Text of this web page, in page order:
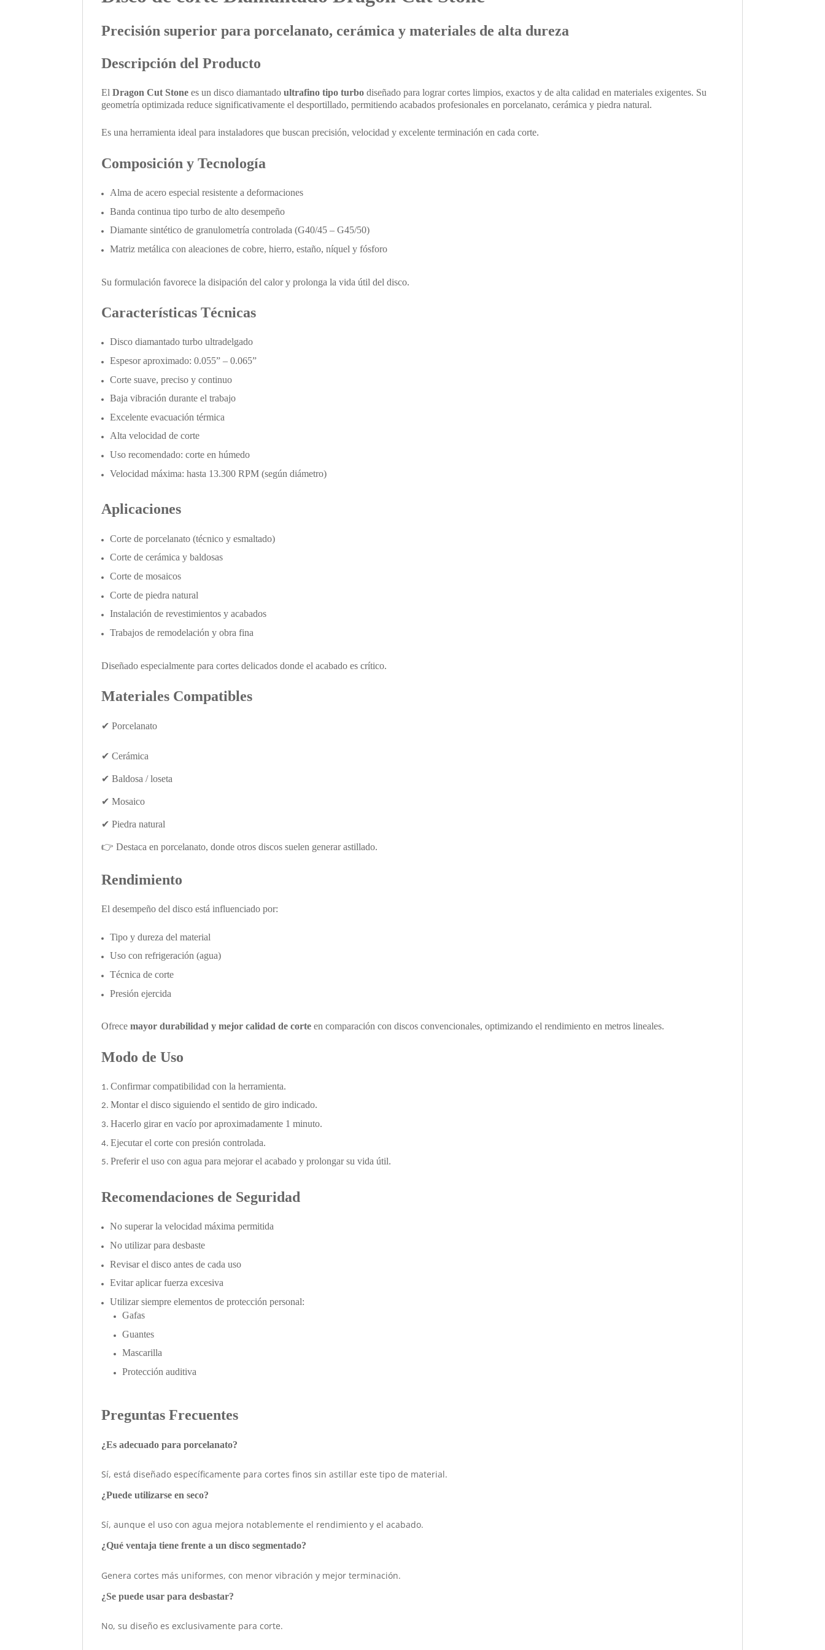
Precisión superior para porcelanato, cerámica y materiales de alta dureza
Descripción del Producto
ElDragon Cut Stone es un disco diamantadoultrafino tipo turbo diseñado para lograr cortes limpios, exactos y de alta calidad en materiales exigentes. Su
geometría optimizada reduce significativamente el desportillado, permitiendo acabados profesionales en porcelanato, cerámica y piedra natural.
Es una herramienta ideal para instaladores que buscan precisión, velocidad y excelente terminación en cada corte.
Composición y Tecnología
Alma de acero especial resistente a deformaciones
Banda continua tipo turbo de alto desempeño
Diamante sintético de granulometría controlada (G40/45 – G45/50)
Matriz metálica con aleaciones de cobre, hierro, estaño, níquel y fósforo
Su formulación favorece la disipación del calor y prolonga la vida útil del disco.
Características Técnicas
Disco diamantado turbo ultradelgado
Espesor aproximado: 0.055” – 0.065”
Corte suave, preciso y continuo
Baja vibración durante el trabajo
Excelente evacuación térmica
Alta velocidad de corte
Uso recomendado: corte en húmedo
Velocidad máxima: hasta 13.300 RPM (según diámetro)
Aplicaciones
Corte de porcelanato (técnico y esmaltado)
Corte de cerámica y baldosas
Corte de mosaicos
Corte de piedra natural
Instalación de revestimientos y acabados
Trabajos de remodelación y obra fina
Diseñado especialmente para cortes delicados donde el acabado es crítico.
Materiales Compatibles
✔ Porcelanato
✔ Cerámica
✔ Baldosa / loseta
✔ Mosaico
✔ Piedra natural
👉 Destaca en porcelanato, donde otros discos suelen generar astillado.
Rendimiento
El desempeño del disco está influenciado por:
Tipo y dureza del material
Uso con refrigeración (agua)
Técnica de corte
Presión ejercida
Ofrecemayor durabilidad y mejor calidad de corte en comparación con discos convencionales, optimizando el rendimiento en metros lineales.
Modo de Uso
Confirmar compatibilidad con la herramienta.
Montar el disco siguiendo el sentido de giro indicado.
Hacerlo girar en vacío por aproximadamente 1 minuto.
Ejecutar el corte con presión controlada.
Preferir el uso con agua para mejorar el acabado y prolongar su vida útil.
Recomendaciones de Seguridad
No superar la velocidad máxima permitida
No utilizar para desbaste
Revisar el disco antes de cada uso
Evitar aplicar fuerza excesiva
Utilizar siempre elementos de protección personal:
Gafas
Guantes
Mascarilla
Protección auditiva
Preguntas Frecuentes
¿Es adecuado para porcelanato?
Sí, está diseñado específicamente para cortes finos sin astillar este tipo de material.
¿Puede utilizarse en seco?
Sí, aunque el uso con agua mejora notablemente el rendimiento y el acabado.
¿Qué ventaja tiene frente a un disco segmentado?
Genera cortes más uniformes, con menor vibración y mejor terminación.
¿Se puede usar para desbastar?
No, su diseño es exclusivamente para corte.